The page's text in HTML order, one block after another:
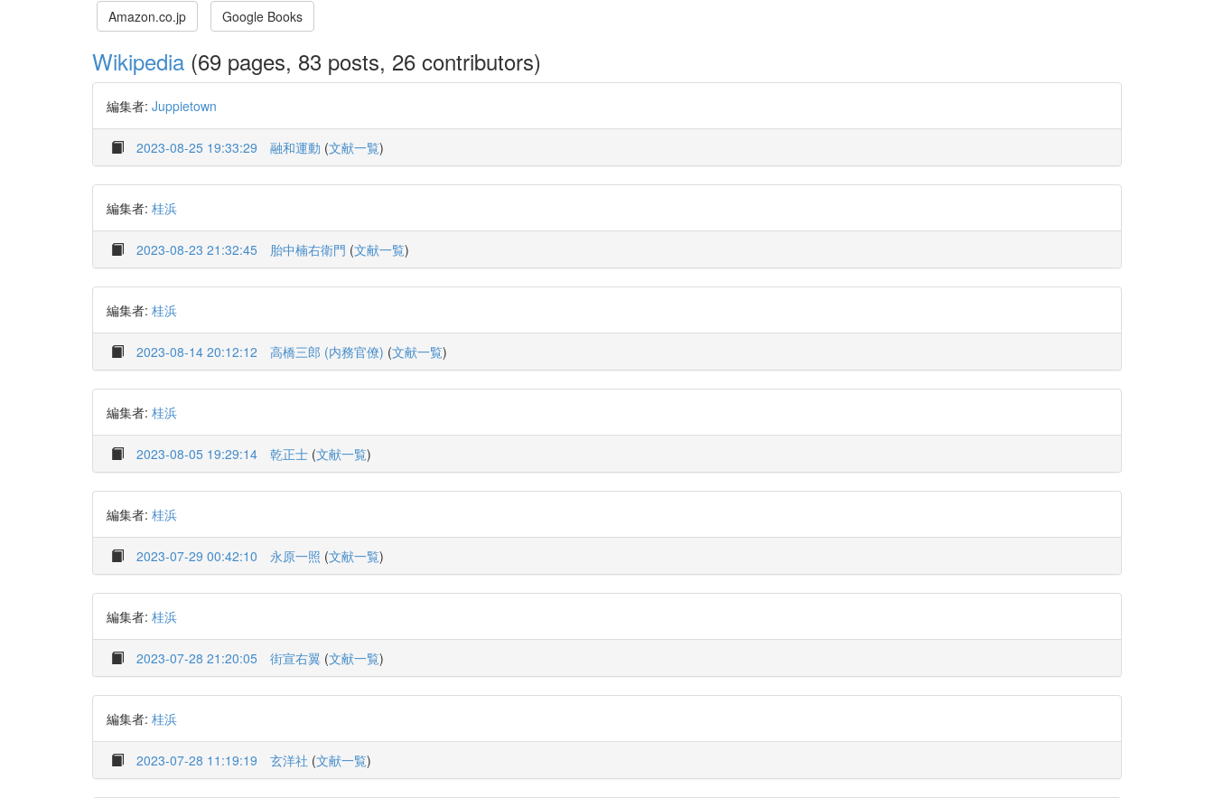
Amazon.co.jp Google Books
Wikipedia (69 pages, 83 posts, 26 contributors)
編集者: Juppietown
2023-08-25 19:33:29 融和運動 (文献一覧)
編集者: 桂浜
2023-08-23 21:32:45 胎中楠右衛門 (文献一覧)
編集者: 桂浜
2023-08-14 20:12:12 高橋三郎 (内務官僚) (文献一覧)
編集者: 桂浜
2023-08-05 19:29:14 乾正士 (文献一覧)
編集者: 桂浜
2023-07-29 00:42:10 永原一照 (文献一覧)
編集者: 桂浜
2023-07-28 21:20:05 街宣右翼 (文献一覧)
編集者: 桂浜
2023-07-28 11:19:19 玄洋社 (文献一覧)